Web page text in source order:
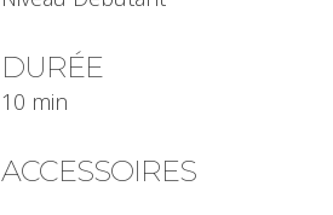
DURÉE
10 min
ACCESSOIRES